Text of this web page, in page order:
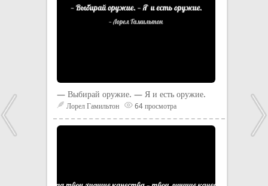
— Выбирай оружие. — Я и есть оружие.
Лорел Гамильтон 64 просмотра